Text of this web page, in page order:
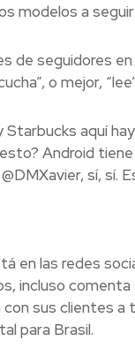
modelos a
de seguidores
o mejor,
Starbucks aquí
Android
sí, sí.
en las redes
incluso
sus clientes a
para Brasil.